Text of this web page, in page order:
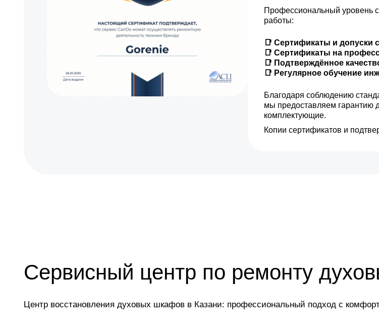
Профессиональный уровень
работы:
📑 Сертификаты и допуски
📑 Сертификаты на
📑 Подтверждённое
📑 Регулярное обучение
Благодаря соблюдению
мы предоставляем гарантию
комплектующие.
Копии сертификатов и
Сервисный центр по ремонту
Центр восстановления духовых шкафов в Казани: профессиональный подход с